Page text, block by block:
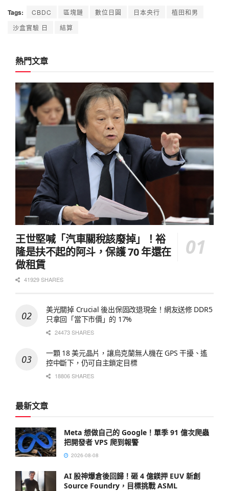
Tags: CBDC 區塊鏈 數位日圓 日本央行
植田和男
沙盒實驗 日
結算
熱門文章
王世堅喊「汽車關稅該廢掉」！裕
隆是扶不起的阿斗，保護 70 年還在
做租賃
41929 SHARES
美光關掉 Crucial 後出保固改退現金！網友送修 DDR5
只拿回「當下市價」的 17%
24473 SHARES
一顆 18 美元晶片，讓烏克蘭無人機在 GPS 干擾、遙
控中斷下，仍可自主鎖定目標
18806 SHARES
最新文章
Meta 想做自己的 Google！單季 91 億次爬蟲
把開發者 VPS 爬到報警
2026-08-08
AI 股神爆倉後回歸！砸 4 億鎂押 EUV 新創
Source Foundry，目標挑戰 ASML